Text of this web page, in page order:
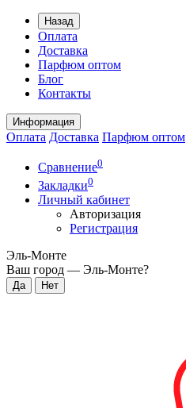
Назад
Оплата
Доставка
Парфюм оптом
Блог
Контакты
Информация
Оплата Доставка Парфюм оптом
Сравнение0
Закладки0
Личный кабинет
Авторизация
Регистрация
Эль-Монте
Ваш город — Эль-Монте?